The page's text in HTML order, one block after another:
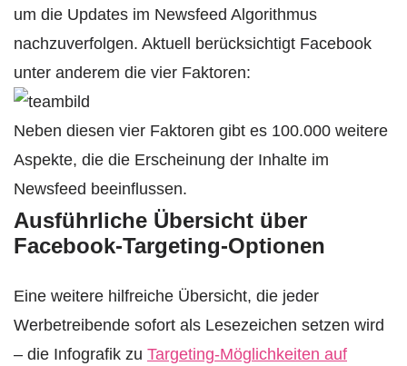
um die Updates im Newsfeed Algorithmus
nachzuverfolgen. Aktuell berücksichtigt Facebook
unter anderem die vier Faktoren:
Neben diesen vier Faktoren gibt es 100.000 weitere
Aspekte, die die Erscheinung der Inhalte im
Newsfeed beeinflussen.
Ausführliche Übersicht über
Facebook-Targeting-Optionen
Eine weitere hilfreiche Übersicht, die jeder
Werbetreibende sofort als Lesezeichen setzen wird
– die Infografik zu Targeting-Möglichkeiten auf